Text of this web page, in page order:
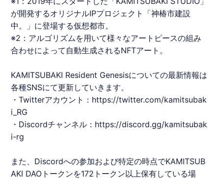
が開発するオリジナルIPプロジェクト「神椿市建設
中。」に登場する仮想都市。
※2：アルゴリズムを用いて様々なアートピースの組み
合わせによって自動生成されるNFTアート。
KAMITSUBAKI Resident Genesisについての最新情報は
各種SNSにて更新していきます。
・Twitterアカウント： https://twitter.com/kamitsubak
i_RG
・Discordチャンネル： https://discord.gg/kamitsubak
i-rg
また、Discordへの参加および特定の時点でKAMITSUB
AKI DAOトークンを172トークン以上保有している場